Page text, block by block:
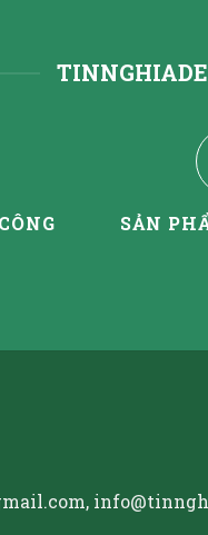
SẢN